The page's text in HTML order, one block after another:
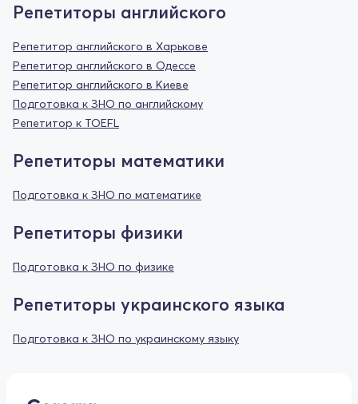
Репетиторы английского
Репетитор английского в Харькове
Репетитор английского в Одессе
Репетитор английского в Киеве
Подготовка к ЗНО по английскому
Репетитор к TOEFL
Репетиторы математики
Подготовка к ЗНО по математике
Репетиторы физики
Подготовка к ЗНО по физике
Репетиторы украинского языка
Подготовка к ЗНО по украинскому языку